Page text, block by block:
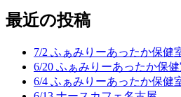
最近の投稿
7/2 ふぁみりーあったか保健
6/20 ふぁみりーあったか保
6/4 ふぁみりーあったか保健